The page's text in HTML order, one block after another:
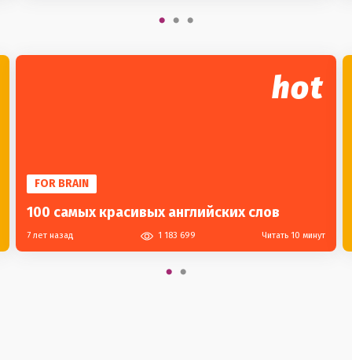
hot
FOR BRAIN
100 самых красивых английских слов
7 лет назад 1 183 699 Читать 10 минут